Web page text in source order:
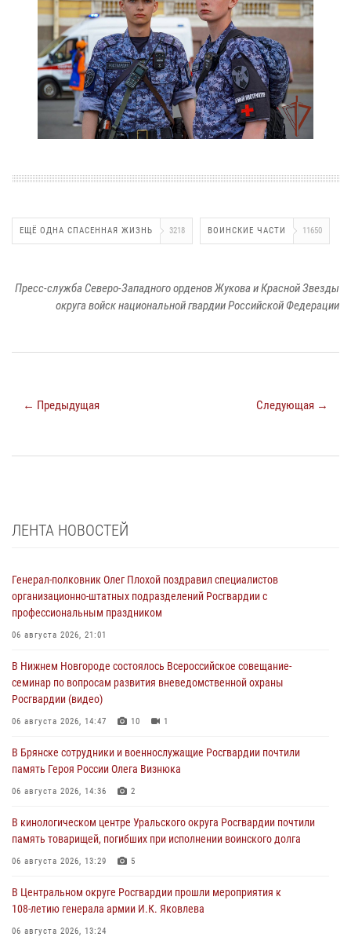
ЕЩЁ ОДНА СПАСЕННАЯ ЖИЗНЬ 3218 ВОИНСКИЕ ЧАСТИ 11650
Пресс-служба Северо-Западного орденов Жукова и Красной Звезды
округа войск национальной гвардии Российской Федерации
← Предыдущая Следующая →
ЛЕНТА НОВОСТЕЙ
Генерал-полковник Олег Плохой поздравил специалистов
организационно-штатных подразделений Росгвардии с
профессиональным праздником
06 августа 2026, 21:01
В Нижнем Новгороде состоялось Всероссийское совещание-
семинар по вопросам развития вневедомственной охраны
Росгвардии (видео)
06 августа 2026, 14:47 10 1
В Брянске сотрудники и военнослужащие Росгвардии почтили
память Героя России Олега Визнюка
06 августа 2026, 14:36 2
В кинологическом центре Уральского округа Росгвардии почтили
память товарищей, погибших при исполнении воинского долга
06 августа 2026, 13:29 5
В Центральном округе Росгвардии прошли мероприятия к
108‑летию генерала армии И.К. Яковлева
06 августа 2026, 13:24